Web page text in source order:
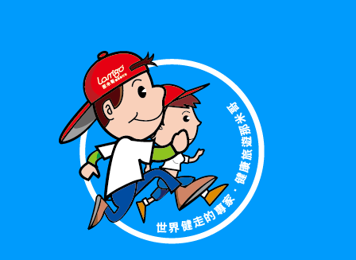
設備的 IP 位址、使用時間、使用的瀏覽器、瀏覽及點選資料記
錄等，做為我們增進網站服務的參考依據，此記錄為內部應
用，決不對外公布。
為提供精確的服務，我們會將收集的問卷調查內容進行統計與
分析，分析結果之統計數據或說明文字呈現，除供內部研究
外，我們會視需要公佈統計數據及說明文字，但不涉及特定個
人之資料。
除非取得您的同意或其他法令之特別規定，本網站絕不會將您
的個人資料揭露予第三人或使用於蒐集目的以外之其他用途。
在您於本網站註冊帳號、使用本網站相關產品、服務、活動或
贈獎時，本網站會收集您的個人識別資料，本網站也可以從商
業夥伴處取得個人資料。
當客戶在本網站註冊時，我們會取得您的姓名、電話、住址、